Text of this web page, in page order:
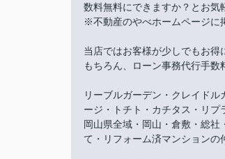
数料無料にできますか？とお気
※不動産のやべホームページに
当店ではお客様が少しでもお
もちろん、ローン事務代行手数
リーブルガーデン・クレイド
ージ・トチト・カチタス・リ
岡山県全域・岡山・倉敷・総
て・リフォーム済マンションの